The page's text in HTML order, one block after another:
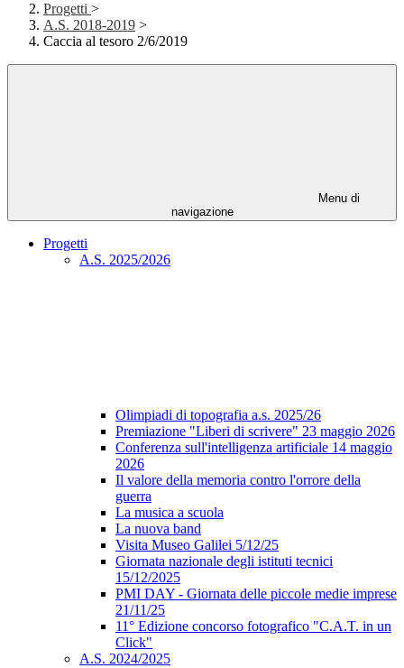
Progetti >
A.S. 2018-2019 >
Caccia al tesoro 2/6/2019
Menu di
navigazione
Progetti
A.S. 2025/2026
Olimpiadi di topografia a.s. 2025/26
Premiazione "Liberi di scrivere" 23 maggio 2026
Conferenza sull'intelligenza artificiale 14 maggio
2026
Il valore della memoria contro l'orrore della
guerra
La musica a scuola
La nuova band
Visita Museo Galilei 5/12/25
Giornata nazionale degli istituti tecnici
15/12/2025
PMI DAY - Giornata delle piccole medie imprese
21/11/25
11° Edizione concorso fotografico "C.A.T. in un
Click"
A.S. 2024/2025